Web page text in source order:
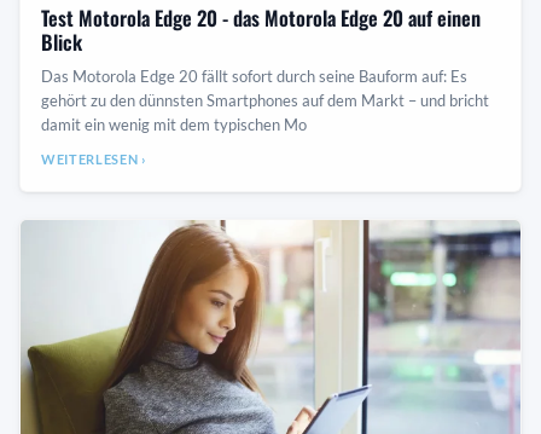
Test Motorola Edge 20 - das Motorola Edge 20 auf einen
Blick
Das Motorola Edge 20 fällt sofort durch seine Bauform auf: Es
gehört zu den dünnsten Smartphones auf dem Markt – und bricht
damit ein wenig mit dem typischen Mo
WEITERLESEN ›